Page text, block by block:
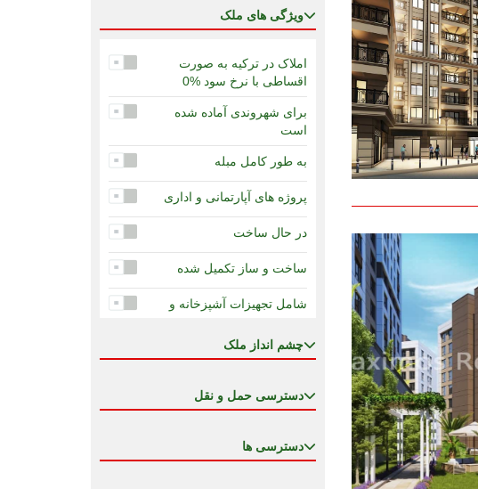
آماده برای تحویل - اقساط 60
در دست ساخت - 12 ماه
اقساط
اقساط
ماه
ويژگی های ملک
املاک در ترکیه به صورت
اقساطی با نرخ سود %0
برای شهروندی آماده شده
است
به طور کامل مبله
پروژه های آپارتمانی و اداری
در حال ساخت
ساخت و ساز تکمیل شده
شامل تجهیزات آشپزخانه و
ضمانت درآمد اجاره
ضمانت دولت برای تکمیل
مزیت قیمتی جهت سرمایه
چشم انداز ملک
دسترسی حمل و نقل
دسترسی ها